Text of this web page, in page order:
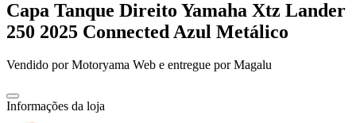
Capa Tanque Direito Yamaha Xtz Lander
250 2025 Connected Azul Metálico
Vendido porMotoryama Web e entregue por Magalu
Informações da loja